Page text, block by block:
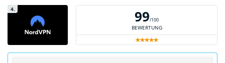
4. 99/100
BEWERTUNG